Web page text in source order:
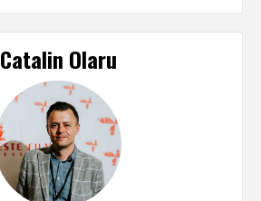
Catalin Olaru